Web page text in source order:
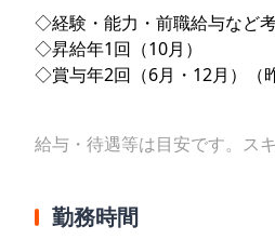
◇経験・能力・前職給与など
◇昇給年1回（10月）
◇賞与年2回（6月・12月）（
給与・待遇等は目安です。ス
勤務時間